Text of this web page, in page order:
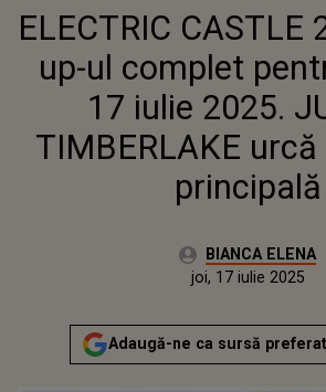
UL COMPLET
IULIE 2025.
URCĂ PE
ELECTRIC CASTLE
up-ul complet
17 iulie 2025.
TIMBERLAKE
principală
Autor:BIANCA ELENA
Actualizat:
joi, 17 iulie 2025
Adaugă-ne ca sursă